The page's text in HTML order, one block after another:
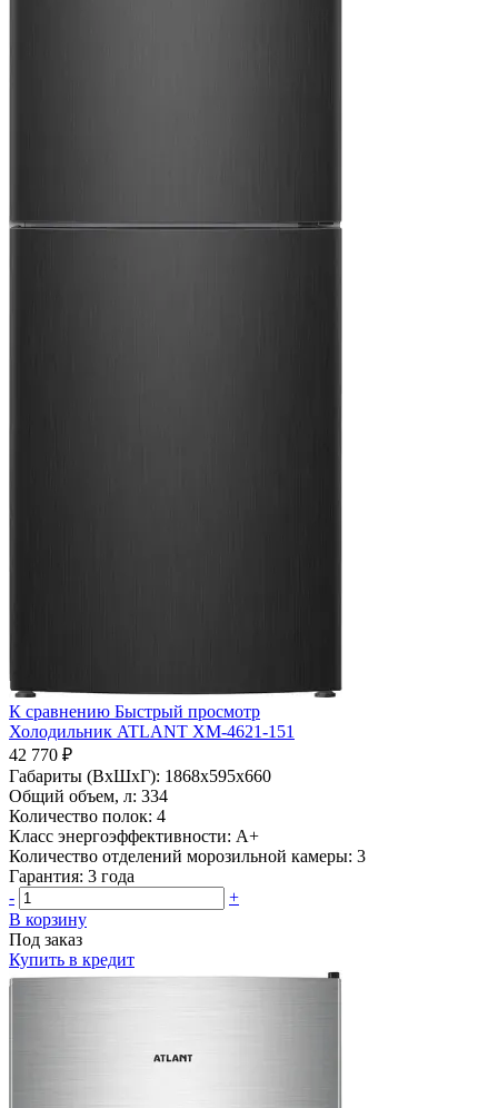
К сравнению Быстрый просмотр
Холодильник ATLANT ХМ-4621-151
42 770 ₽
Габариты (ВхШхГ): 1868х595х660
Общий объем, л: 334
Количество полок: 4
Класс энергоэффективности: A+
Количество отделений морозильной камеры: 3
Гарантия: 3 года
-
+
В корзину
Под заказ
Купить в кредит